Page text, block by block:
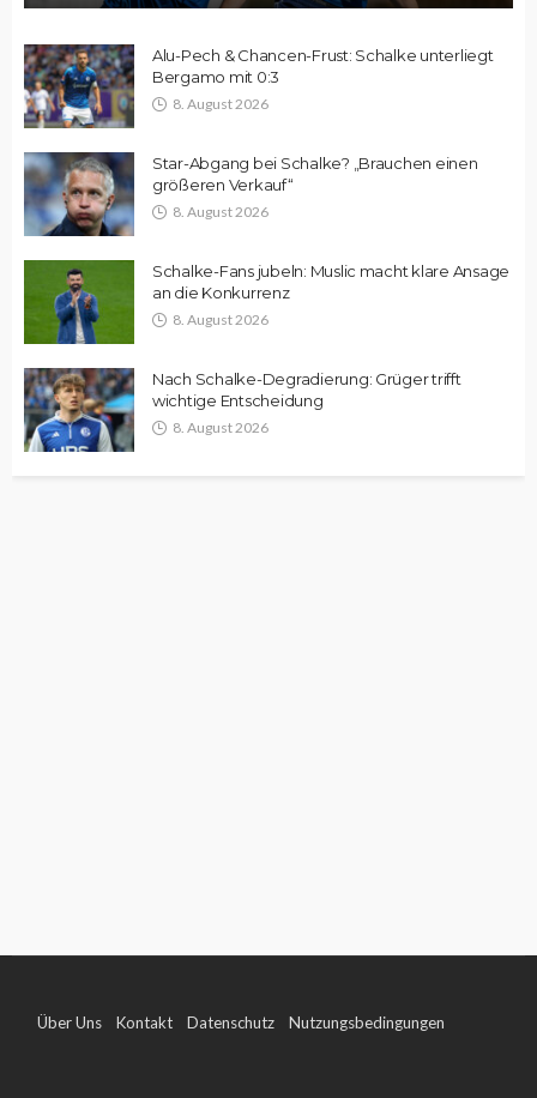
Alu-Pech & Chancen-Frust: Schalke unterliegt
Bergamo mit 0:3
8. August 2026
Star-Abgang bei Schalke? „Brauchen einen
größeren Verkauf“
8. August 2026
Schalke-Fans jubeln: Muslic macht klare Ansage
an die Konkurrenz
8. August 2026
Nach Schalke-Degradierung: Grüger trifft
wichtige Entscheidung
8. August 2026
Über Uns Kontakt Datenschutz Nutzungsbedingungen